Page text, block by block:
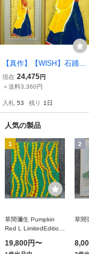
【真作】【WISH】石踊紘
一「村の娘」日本画 約10
号 金泥 金箔 共シール ◆
女性像巨匠 東京藝術大学
現在 24,475円
＋送料3,360円
入札 53 残り 1日
人気の製品
1
草間彌生 Pumpkin
Red L LimitedEdition
さまやよい GYK-
19,800円〜
2
草間